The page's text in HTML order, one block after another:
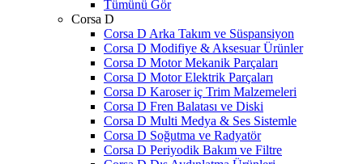
Tümünü Gör
Corsa D
Corsa D Arka Takım ve Süspansiyon
Corsa D Modifiye & Aksesuar Ürünler
Corsa D Motor Mekanik Parçaları
Corsa D Motor Elektrik Parçaları
Corsa D Karoser iç Trim Malzemeleri
Corsa D Fren Balatası ve Diski
Corsa D Multi Medya & Ses Sistemle
Corsa D Soğutma ve Radyatör
Corsa D Periyodik Bakım ve Filtre